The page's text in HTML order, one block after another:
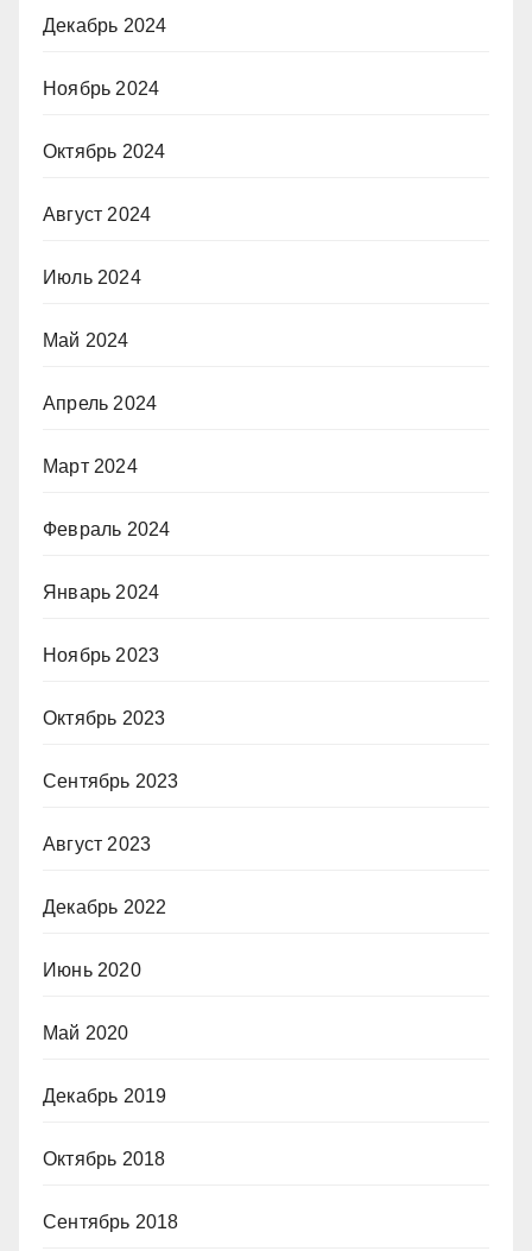
Декабрь 2024
Ноябрь 2024
Октябрь 2024
Август 2024
Июль 2024
Май 2024
Апрель 2024
Март 2024
Февраль 2024
Январь 2024
Ноябрь 2023
Октябрь 2023
Сентябрь 2023
Август 2023
Декабрь 2022
Июнь 2020
Май 2020
Декабрь 2019
Октябрь 2018
Сентябрь 2018